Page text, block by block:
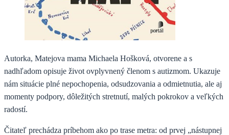
Autorka, Matejova mama Michaela Hošková, otvorene a s
nadhľadom opisuje život ovplyvnený členom s autizmom. Ukazuje
nám situácie plné nepochopenia, odsudzovania a odmietnutia, ale aj
momenty podpory, dôležitých stretnutí, malých pokrokov a veľkých
radostí.
Čitateľ prechádza príbehom ako po trase metra: od prvej „nástupnej